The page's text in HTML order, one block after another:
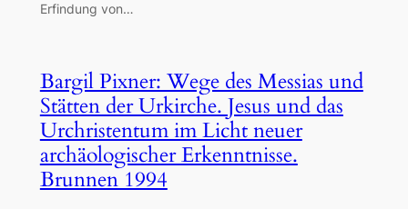
Erfindung von…
Bargil Pixner: Wege des Messias und
Stätten der Urkirche. Jesus und das
Urchristentum im Licht neuer
archäologischer Erkenntnisse.
Brunnen 1994